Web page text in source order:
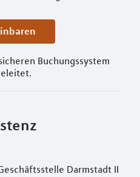
Buchungssystem
Darmstadt II